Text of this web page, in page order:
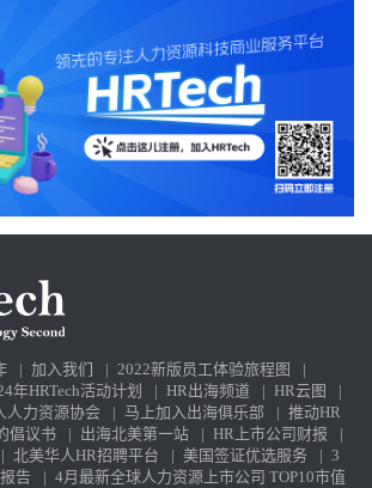
| 加入我们 | 2022新版员工体验旅程图
|
年HRTech活动计划 | HR出海频道 | HR云图
|
人力资源协会 | 马上加入出海俱乐部 | 推动HR
倡议书
| 出海北美第一站 | HR上市公司财报
|
| 北美华人HR招聘平台 | 美国签证优选服务 | 3
告
| 4月最新全球人力资源上市公司 TOP10市值